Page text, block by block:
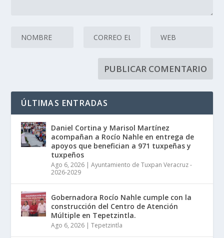
ÚLTIMAS ENTRADAS
Daniel Cortina y Marisol Martínez
acompañan a Rocío Nahle en entrega de
apoyos que benefician a 971 tuxpeñas y
tuxpeños
Ago 6, 2026 |Ayuntamiento de Tuxpan Veracruz -
2026-2029
Gobernadora Rocío Nahle cumple con la
construcción del Centro de Atención
Múltiple en Tepetzintla.
Ago 6, 2026 |Tepetzintla